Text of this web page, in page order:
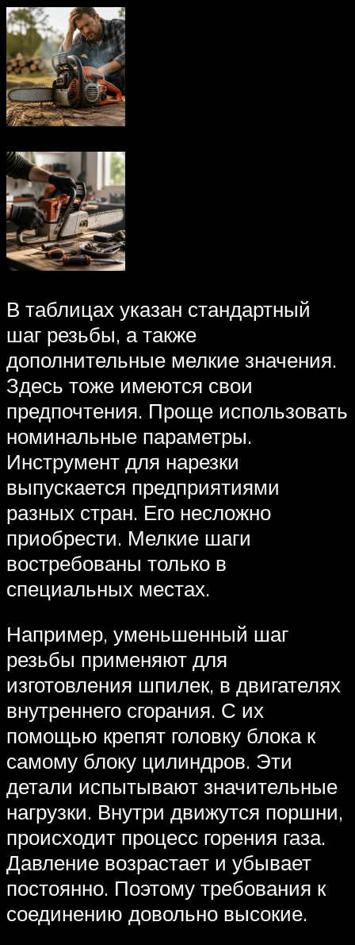
В таблицах указан стандартный
шаг резьбы, а также
дополнительные мелкие значения.
Здесь тоже имеются свои
предпочтения. Проще использовать
номинальные параметры.
Инструмент для нарезки
выпускается предприятиями
разных стран. Его несложно
приобрести. Мелкие шаги
востребованы только в
специальных местах.
Например, уменьшенный шаг
резьбы применяют для
изготовления шпилек, в двигателях
внутреннего сгорания. С их
помощью крепят головку блока к
самому блоку цилиндров. Эти
детали испытывают значительные
нагрузки. Внутри движутся поршни,
происходит процесс горения газа.
Давление возрастает и убывает
постоянно. Поэтому требования к
соединению довольно высокие.